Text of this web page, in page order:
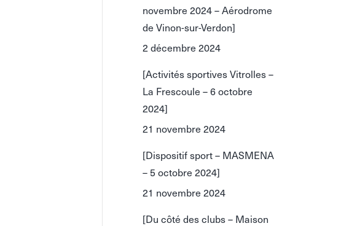
novembre 2024 – Aérodrome
de Vinon-sur-Verdon]
2 décembre 2024
[Activités sportives Vitrolles –
La Frescoule – 6 octobre
2024]
21 novembre 2024
[Dispositif sport – MASMENA
– 5 octobre 2024]
21 novembre 2024
[Du côté des clubs – Maison